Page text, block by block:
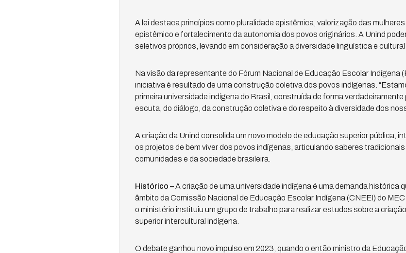
A lei destaca princípios como pluralidade epistêmica, valorização das
epistêmico e fortalecimento da autonomia dos povos originários. A Unind
seletivos próprios, levando em consideração a diversidade linguística e
Na visão da representante do Fórum Nacional de Educação Escolar Indígena
iniciativa é resultado de uma construção coletiva dos povos indígenas.
primeira universidade indígena do Brasil, construída de forma
escuta, do diálogo, da construção coletiva e do respeito à diversidade dos
A criação da Unind consolida um novo modelo de educação superior pública,
os projetos de bem viver dos povos indígenas, articulando saberes
comunidades e da sociedade brasileira.
Histórico –A criação de uma universidade indígena é uma demanda histórica
âmbito da Comissão Nacional de Educação Escolar Indígena (CNEEI) do MEC
o ministério instituiu um grupo de trabalho para realizar estudos sobre a
superior intercultural indígena.
O debate ganhou novo impulso em 2023, quando o então ministro da